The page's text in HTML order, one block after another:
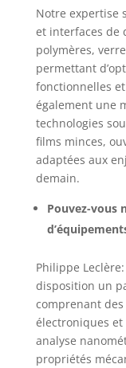
Notre expertise
et interfaces de
polymères,
permettant
fonctionnelles
également une
technologies
films minces,
adaptées aux
demain.
Pouvez-vous
Philippe
disposition un
comprenant
électroniques
analyse
propriétés